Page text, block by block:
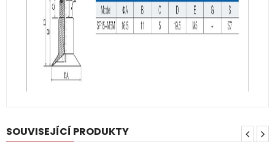
SOUVISEJÍCÍ PRODUKTY